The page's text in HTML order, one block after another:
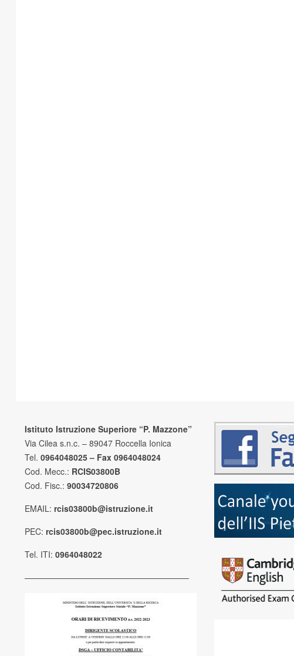
Istituto Istruzione Superiore “P. Mazzone”
Via Cilea s.n.c. – 89047 Roccella Ionica
Tel. 0964048025 – Fax 0964048024
Cod. Mecc.: RCIS03800B
Cod. Fisc.: 90034720806
EMAIL: rcis03800b@istruzione.it
PEC: rcis03800b@pec.istruzione.it
Tel. ITI: 0964048022
————————————————————